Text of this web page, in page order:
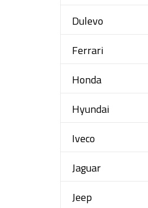
Dulevo
Ferrari
Honda
Hyundai
Iveco
Jaguar
Jeep